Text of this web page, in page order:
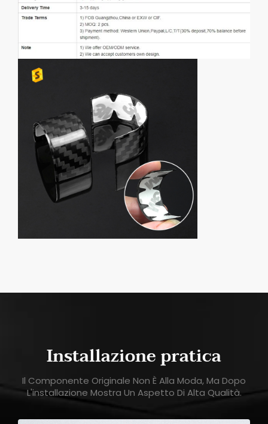
Installazione pratica
Il Componente Originale Non È Alla Moda, Ma Dopo
L'installazione Mostra Un Aspetto Di Alta Qualità.